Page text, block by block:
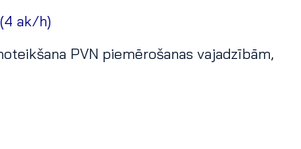
(4 ak/h)
PVN piemērošanas vajadzībām,